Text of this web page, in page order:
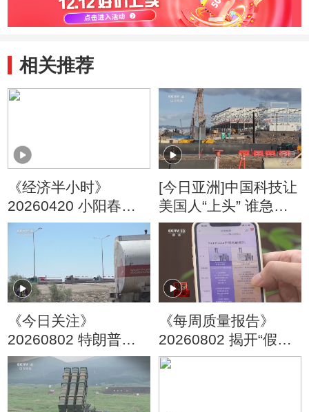
相关推荐
《经济半小时》
20260420 小阳春里
看楼市：看楼市走向
[今日亚洲]中国科技让
美国人“上头” 谁急
了？
《今日关注》
20260802 特朗普叫
停“最大规模”打击 伊
朗称摧毁美军F-35战
机
《每周质量报告》
20260802 揭开“假洋
牌”的真面目